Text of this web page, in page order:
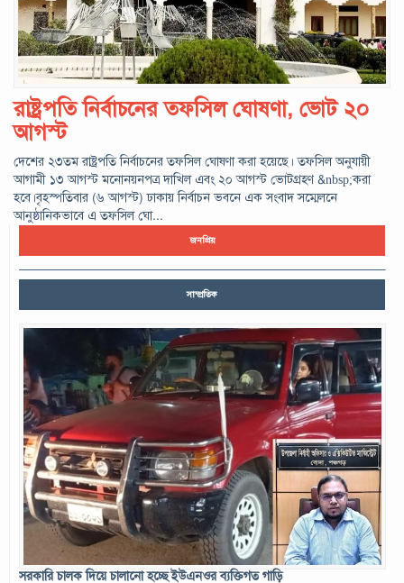
রাষ্ট্রপতি নির্বাচনের তফসিল ঘোষণা, ভোট ২০
আগস্ট
দেশের ২৩তম রাষ্ট্রপতি নির্বাচনের তফসিল ঘোষণা করা হয়েছে। তফসিল অনুযায়ী
আগামী ১৩ আগস্ট মনোনয়নপত্র দাখিল এবং ২০ আগস্ট ভোটগ্রহণ &nbsp;করা
হবে।বৃহস্পতিবার (৬ আগস্ট) ঢাকায় নির্বাচন ভবনে এক সংবাদ সম্মেলনে
আনুষ্ঠানিকভাবে এ তফসিল ঘো...
জনপ্রিয়
সাম্প্রতিক
সরকারি চালক দিয়ে চালানো হচ্ছে ইউএনওর ব্যক্তিগত গাড়ি